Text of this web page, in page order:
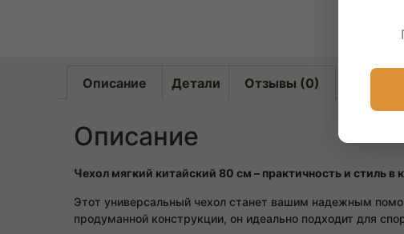
Описание Детали Отзывы (0)
Описание
Чехол мягкий китайский 80 см – практичность и стиль в
Этот универсальный чехол станет вашим надежным
продуманной конструкции, он идеально подходит для